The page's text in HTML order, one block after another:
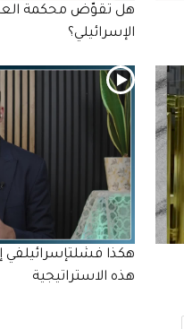
هل تقوّض محكمة
الإسرائيلي؟
هكذا فشلتإسرائيلفي
هذه الاستراتيجية